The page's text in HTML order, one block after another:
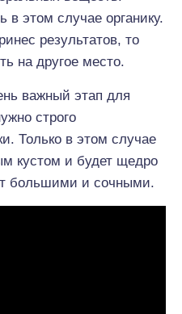
в этом случае органику.
результатов, то
на другое место.
важный этап для
строго
Только в этом случае
кустом и будет щедро
большими и сочными.